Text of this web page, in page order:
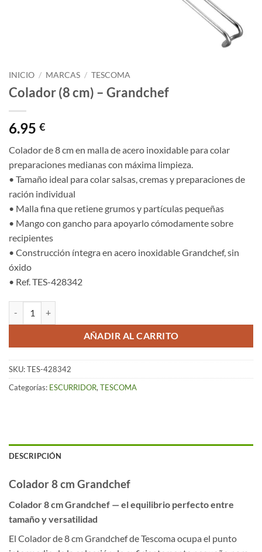
INICIO / MARCAS / TESCOMA
Colador (8 cm) – Grandchef
6.95 €
Colador de 8 cm en malla de acero inoxidable para colar
preparaciones medianas con máxima limpieza.
• Tamaño ideal para colar salsas, cremas y preparaciones de
ración individual
• Malla fina que retiene grumos y partículas pequeñas
• Mango con gancho para apoyarlo cómodamente sobre
recipientes
• Construcción íntegra en acero inoxidable Grandchef, sin
óxido
• Ref. TES-428342
AÑADIR AL CARRITO
SKU:TES-428342
Categorías: ESCURRIDOR, TESCOMA
DESCRIPCIÓN
Colador 8 cm Grandchef
Colador 8 cm Grandchef — el equilibrio perfecto entre
tamaño y versatilidad
El Colador de 8 cm Grandchef de Tescoma ocupa el punto